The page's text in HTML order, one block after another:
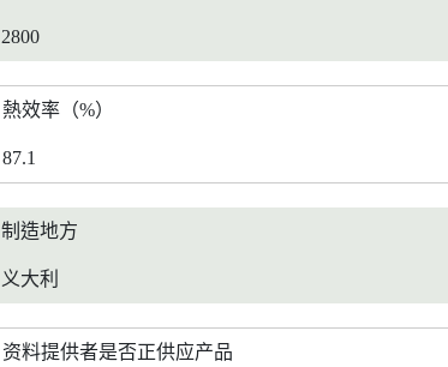
2800
熱效率（%）
87.1
制造地方
义大利
资料提供者是否正供应产品